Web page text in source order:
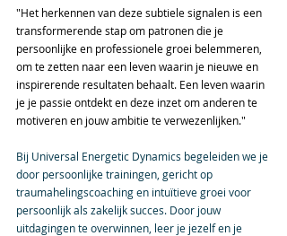
"Het herkennen van deze subtiele signalen is een
transformerende stap om patronen die je
persoonlijke en professionele groei belemmeren,
om te zetten naar een leven waarin je nieuwe en
inspirerende resultaten behaalt. Een leven waarin
je je passie ontdekt en deze inzet om anderen te
motiveren en jouw ambitie te verwezenlijken."
Bij Universal Energetic Dynamics begeleiden we je
door persoonlijke trainingen, gericht op
traumahelingscoaching en intuïtieve groei voor
persoonlijk als zakelijk succes. Door jouw
uitdagingen te overwinnen, leer je jezelf en je